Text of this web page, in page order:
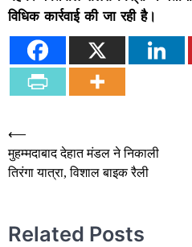
विधिक कार्रवाई की जा रही है।
Post
navigation
⟵
मुहम्मदाबाद देहात मंडल ने निकाली
तिरंगा यात्रा, विशाल बाइक रैली
Related Posts